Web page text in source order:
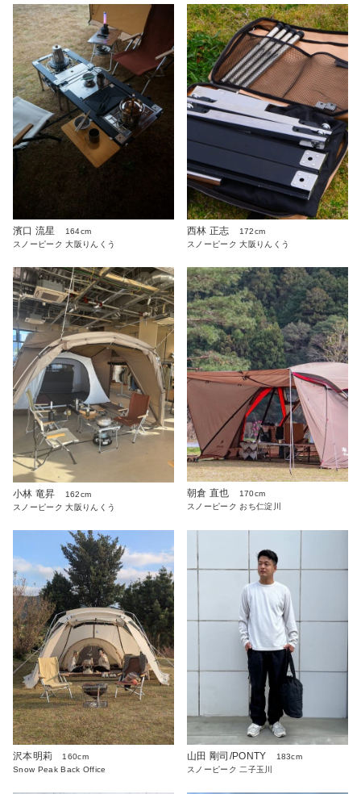
濱口 流星
164cm
スノーピーク 大阪りんくう
西林 正志
172cm
スノーピーク 大阪りんくう
小林 竜昇
162cm
スノーピーク 大阪りんくう
朝倉 直也
170cm
スノーピーク おち仁淀川
沢本明莉
160cm
Snow Peak Back Office
山田 剛司/PONTY
183cm
スノーピーク 二子玉川